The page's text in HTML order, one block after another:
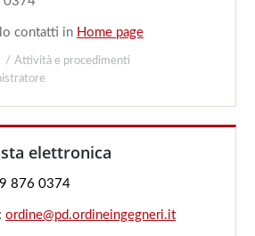
contatti in Home page
Attività e procedimenti
elettronica
876 0374
ordine@pd.ordineingegneri.it